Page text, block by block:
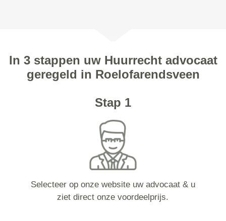
In 3 stappen uw Huurrecht advocaat
geregeld in Roelofarendsveen
Stap 1
Selecteer op onze website uw advocaat & u
ziet direct onze voordeelprijs.